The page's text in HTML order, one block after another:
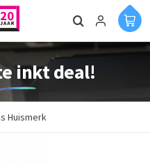
inkt deal!
Huismerk